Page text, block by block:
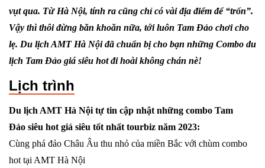
vụt qua. Từ Hà Nội, tính ra cũng chỉ có vài địa điểm để “trốn”.
Vậy thì thôi đừng băn khoăn nữa, tới luôn Tam Đảo chơi cho
lẹ. Du lịch AMT Hà Nội đã chuẩn bị cho bạn những Combo du
lịch Tam Đảo giá siêu hot đi hoài không chán nè!
Lịch trình
Du lịch AMT Hà Nội tự tin cập nhật những combo Tam
Đảo siêu hot giá siêu tốt nhất tourbiz năm 2023:
Cùng phá đảo Châu Âu thu nhỏ của miền Bắc với chùm combo
hot tại AMT Hà Nội